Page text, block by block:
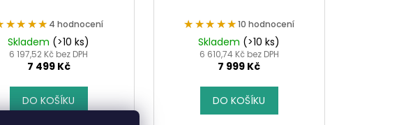
4 hodnocení
Skladem (>10 ks)
6 197,52 Kč bez DPH
7 499 Kč
DO KOŠÍKU
★★★★★
★★★★★10 hodnocení
Skladem (>10 ks)
6 610,74 Kč bez DPH
7 999 Kč
DO KOŠÍKU